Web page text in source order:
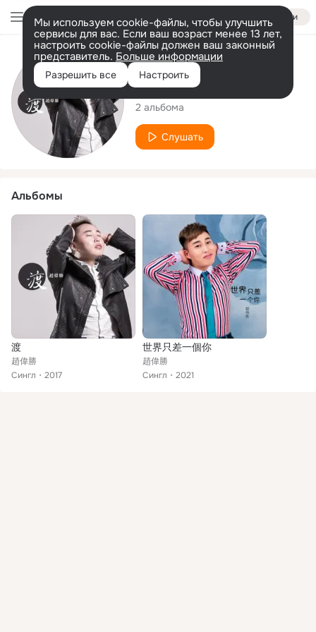
Войти
Мы используем cookie-файлы, чтобы улучшить
сервисы для вас. Если ваш возраст менее 13 лет,
настроить cookie-файлы должен ваш законный
представитель. Больше информации
Разрешить все Настроить
Исполнитель
趙偉勝
2 альбома
Слушать
Альбомы
渡
趙偉勝
Сингл
2017
世界只差一個你
趙偉勝
Сингл
2021